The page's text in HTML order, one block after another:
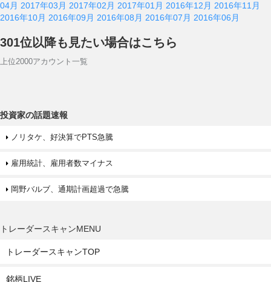
04月 2017年03月 2017年02月 2017年01月 2016年12月 2016年11月
2016年10月 2016年09月 2016年08月 2016年07月 2016年06月
301位以降も見たい場合はこちら
上位2000アカウント一覧
投資家の話題速報
ノリタケ、好決算でPTS急騰
雇用統計、雇用者数マイナス
岡野バルブ、通期計画超過で急騰
トレーダースキャンMENU
トレーダースキャンTOP
銘柄LIVE